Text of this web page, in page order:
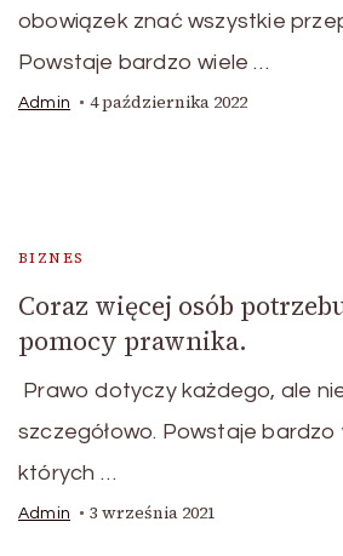
obowiązek znać wszystkie
Powstaje bardzo wiele …
Admin 4 października 2022
BIZNES
Coraz więcej osób
pomocy prawnika.
Prawo dotyczy każdego, ale
szczegółowo. Powstaje bardzo
których …
Admin 3 września 2021